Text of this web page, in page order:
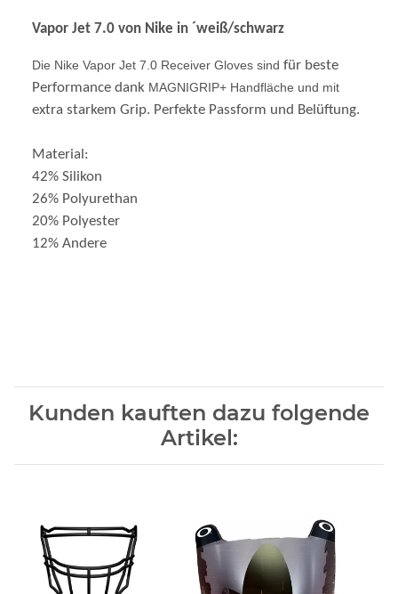
Performance dank MAGNIGRIP+ Handfläche und mit
extra starkem Grip. Perfekte Passform und Belüftung.
42% Silikon
26% Polyurethan
20% Polyester
12% Andere
Kunden kauften dazu folgende
Artikel: